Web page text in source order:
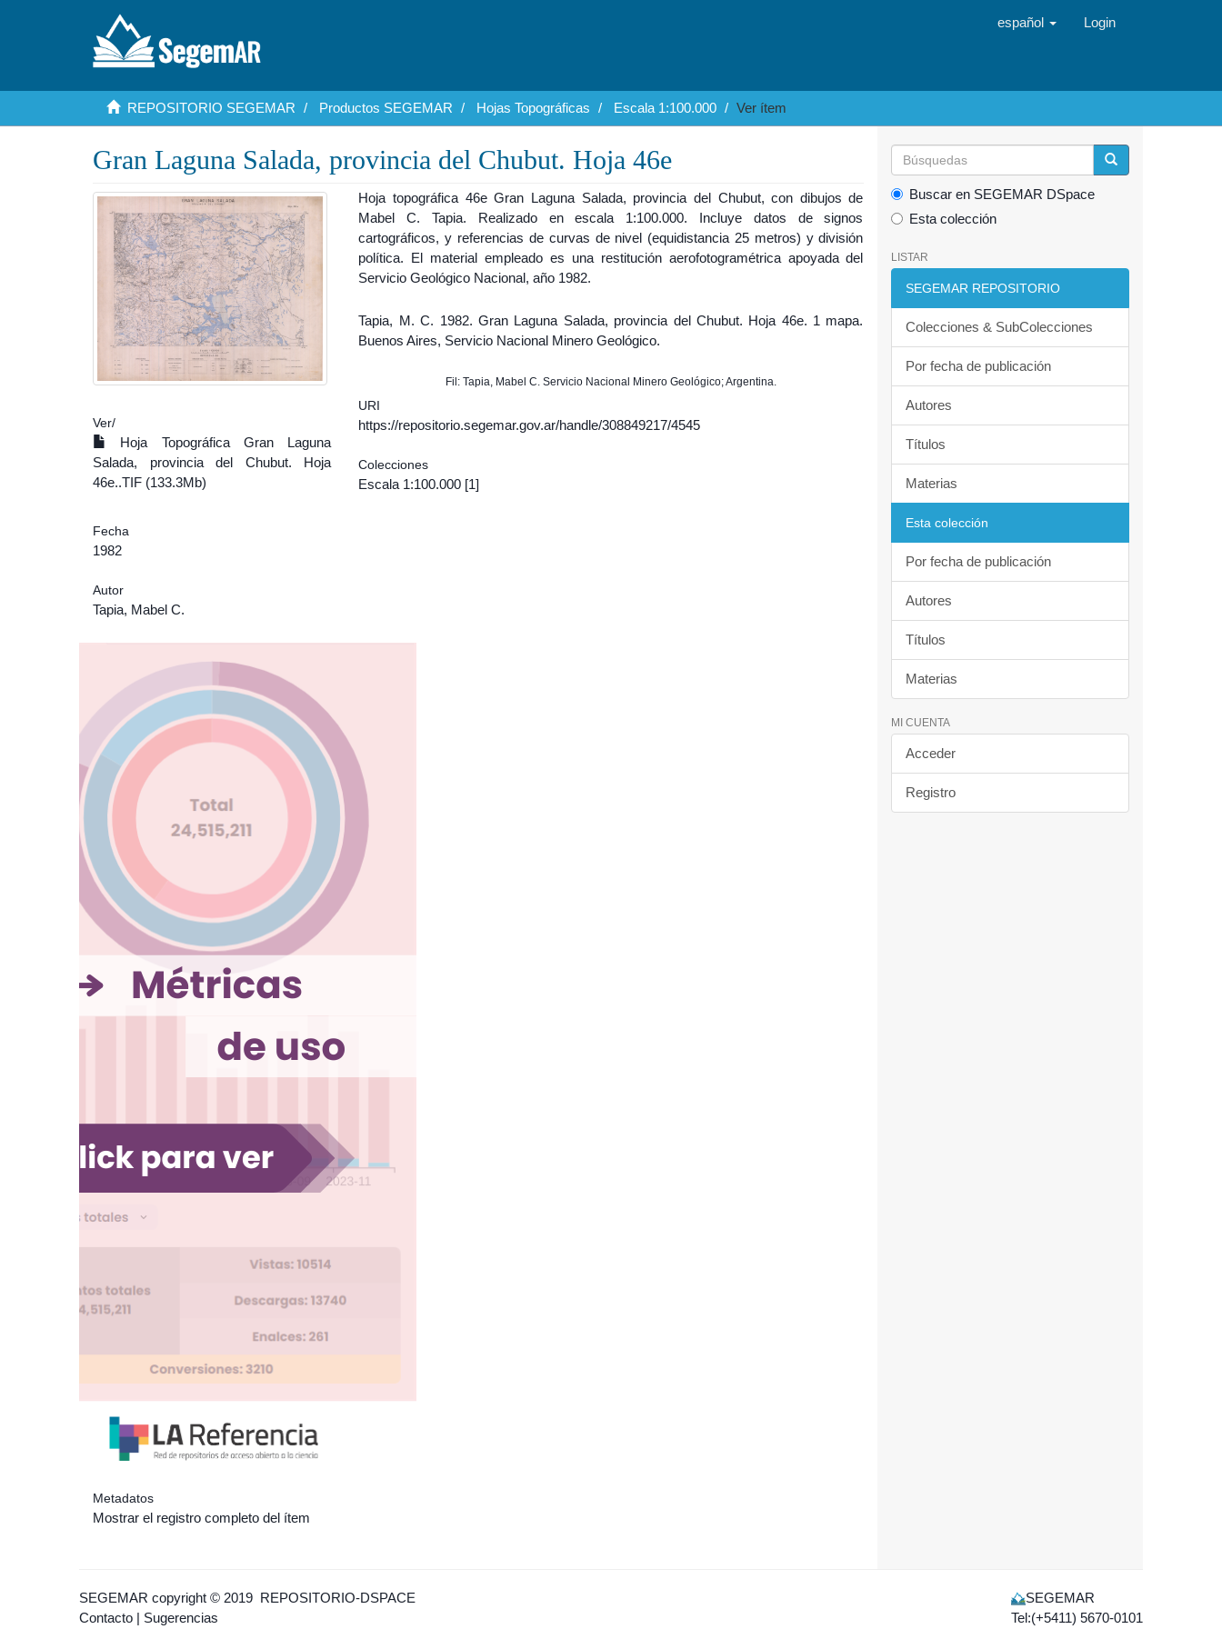
español Login
REPOSITORIO SEGEMAR Productos SEGEMAR Hojas Topográficas Escala 1:100.000 Ver ítem
Gran Laguna Salada, provincia del Chubut. Hoja 46e
Ver/
Hoja Topográfica Gran Laguna
Salada, provincia del Chubut. Hoja
46e..TIF (133.3Mb)
Fecha
1982
Autor
Tapia, Mabel C.
Metadatos
Mostrar el registro completo del ítem
Hoja topográfica 46e Gran Laguna Salada, provincia del Chubut, con dibujos de
Mabel C. Tapia. Realizado en escala 1:100.000. Incluye datos de signos
cartográficos, y referencias de curvas de nivel (equidistancia 25 metros) y división
política. El material empleado es una restitución aerofotogramétrica apoyada del
Servicio Geológico Nacional, año 1982.
Tapia, M. C. 1982. Gran Laguna Salada, provincia del Chubut. Hoja 46e. 1 mapa.
Buenos Aires, Servicio Nacional Minero Geológico.
Fil: Tapia, Mabel C. Servicio Nacional Minero Geológico; Argentina.
URI
https://repositorio.segemar.gov.ar/handle/308849217/4545
Colecciones
Escala 1:100.000 [1]
Buscar en SEGEMAR DSpace
Esta colección
LISTAR
SEGEMAR REPOSITORIO
Colecciones & SubColecciones
Por fecha de publicación
Autores
Títulos
Materias
Esta colección
Por fecha de publicación
Autores
Títulos
Materias
MI CUENTA
Acceder
Registro
SEGEMAR copyright © 2019 REPOSITORIO-DSPACE
Contacto | Sugerencias
SEGEMAR
Tel:(+5411) 5670-0101